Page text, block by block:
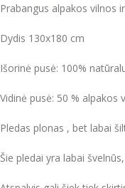
Prabangus alpakos vilnos
Dydis 130x180 cm
Išorinė pusė: 100%
Vidinė pusė: 50 % alpakos
Pledas plonas , bet labai
Šie pledai yra labai